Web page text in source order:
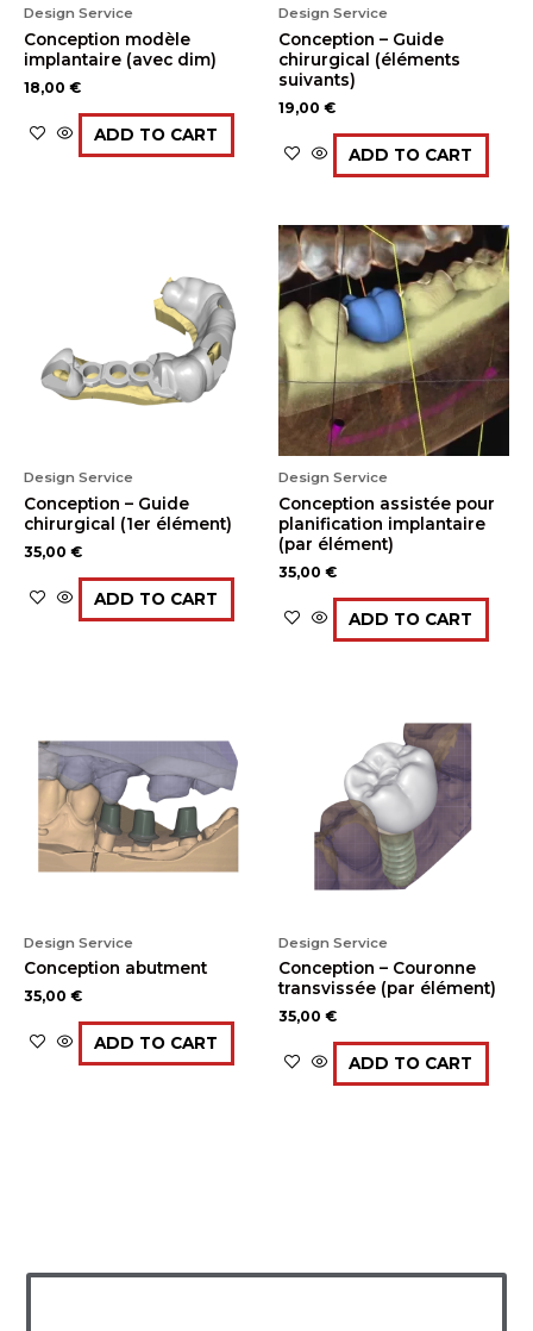
Design Service
Conception modèle
implantaire (avec dim)
18,00 €
ADD TO CART
Design Service
Conception – Guide
chirurgical (éléments
suivants)
19,00 €
ADD TO CART
Design Service
Conception – Guide
chirurgical (1er élément)
35,00 €
ADD TO CART
Design Service
Conception assistée pour
planification implantaire
(par élément)
35,00 €
ADD TO CART
Design Service
Conception abutment
35,00 €
ADD TO CART
Design Service
Conception – Couronne
transvissée (par élément)
35,00 €
ADD TO CART